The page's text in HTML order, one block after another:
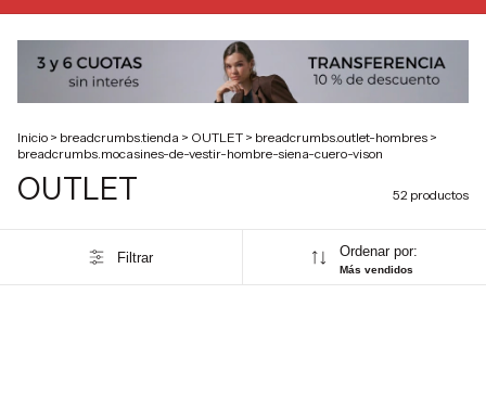
Inicio > breadcrumbs.tienda > OUTLET > breadcrumbs.outlet-hombres >
breadcrumbs.mocasines-de-vestir-hombre-siena-cuero-vison
OUTLET 52 productos
Filtrar Ordenar por:
Más vendidos